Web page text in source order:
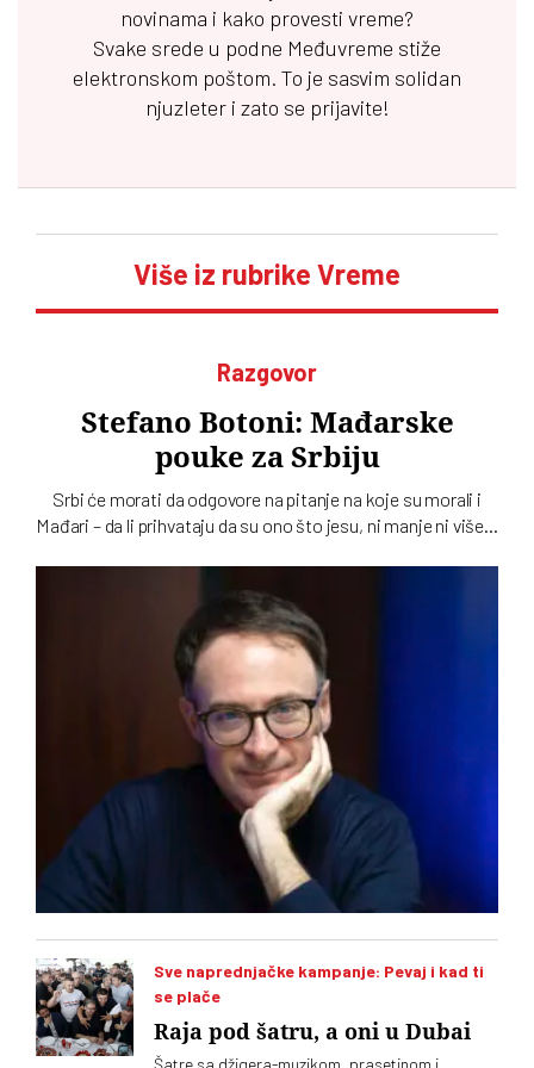
novinama i kako provesti vreme?
Svake srede u podne Međuvreme stiže
elektronskom poštom. To je sasvim solidan
njuzleter i zato se prijavite!
Više iz rubrike Vreme
Razgovor
Stefano Botoni: Mađarske
pouke za Srbiju
Srbi će morati da odgovore na pitanje na koje su morali i
Mađari – da li prihvataju da su ono što jesu, ni manje ni više…
Mađarskoj
Sve naprednjačke kampanje: Pevaj i kad ti
se plače
Raja pod šatru, a oni u Dubai
Šatre sa džigera-muzikom, prasetinom i